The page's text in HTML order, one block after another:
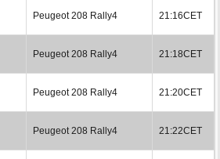
Peugeot 208 Rally4 21:16CET
Peugeot 208 Rally4 21:18CET
Peugeot 208 Rally4 21:20CET
Peugeot 208 Rally4 21:22CET